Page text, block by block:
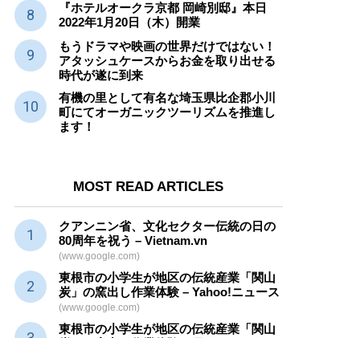
『ホテルオークラ京都 岡崎別邸』本日
2022年1月20日（木）開業
もうドラマや映画の世界だけではない！
アタッシュケースからお金を取り出せる
時代が遂に到来
有機の里として有名な埼玉県比企郡小川
町にてオーガニックツーリズムを推進し
ます！
MOST READ ARTICLES
クアンニン省、文化セクター伝統の日の
80周年を祝う – Vietnam.vn
(www.google.com)
東根市の小学生が地区の伝統産業 「関山
炭」の窯出し作業体験 – Yahoo!ニュース
(www.google.com)
東根市の小学生が地区の伝統産業 「関山